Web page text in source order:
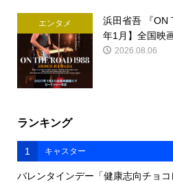
エンタメ
浜田省吾 『ON
年1月】全国映
2026.08.06
ランキング
1 キャスター
バレンタインデー「健康志向チョ